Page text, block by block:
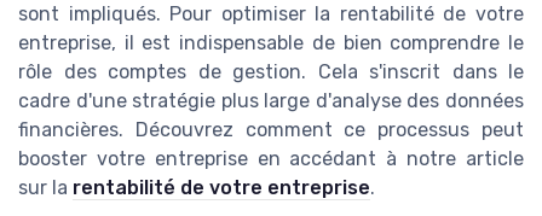
sont impliqués. Pour optimiser la rentabilité de votre
entreprise, il est indispensable de bien comprendre le
rôle des comptes de gestion. Cela s'inscrit dans le
cadre d'une stratégie plus large d'analyse des données
financières. Découvrez comment ce processus peut
booster votre entreprise en accédant à notre article
sur la rentabilité de votre entreprise.